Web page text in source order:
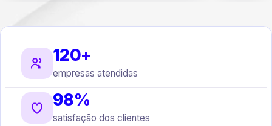
120+
empresas atendidas
98%
satisfação dos clientes